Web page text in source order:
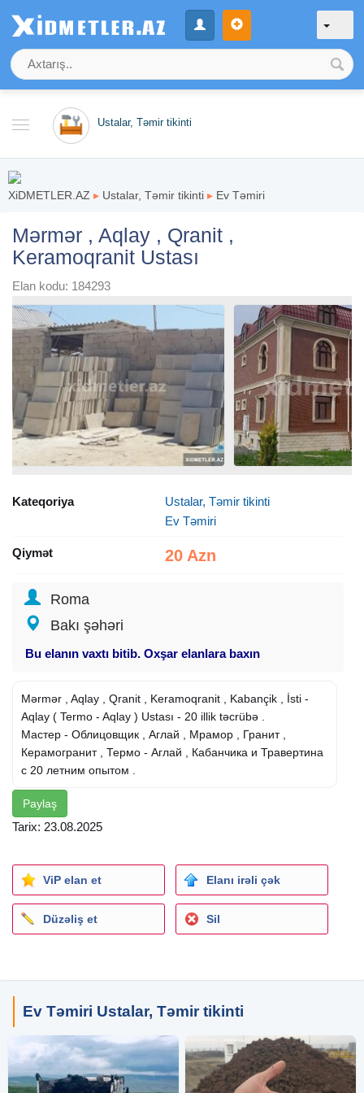
Ustalar, Təmir tikinti
XiDMETLER.AZ ▸ Ustalar, Təmir tikinti ▸ Ev Təmiri
Mərmər , Aqlay , Qranit ,
Keramoqranit Ustası
Elan kodu: 184293
Kateqoriya
Ustalar, Təmir tikinti
Ev Təmiri
Qiymət 20 Azn
Roma
Bakı şəhəri
Bu elanın vaxtı bitib. Oxşar elanlara baxın
Mərmər , Aqlay , Qranit , Keramoqranit , Kabançik , İsti -
Aqlay ( Termo - Aqlay ) Ustası - 20 illik təcrübə .
Мастер - Облицовщик , Аглай , Мрамор , Гранит ,
Керамогранит , Термо - Аглай , Кабанчика и Травертина
с 20 летним опытом .
Paylaş
Tarix: 23.08.2025
ViP elan et Elanı irəli çək
Düzəliş et Sil
Ev Təmiri Ustalar, Təmir tikinti